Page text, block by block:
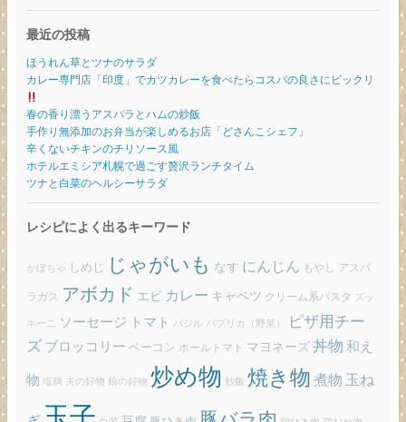
最近の投稿
ほうれん草とツナのサラダ
カレー専門店「印度」でカツカレーを食べたらコスパの良さにビックリ
春の香り漂うアスパラとハムの炒飯
手作り無添加のお弁当が楽しめるお店「どさんこシェフ」
辛くないチキンのチリソース風
ホテルエミシア札幌で過ごす贅沢ランチタイム
ツナと白菜のヘルシーサラダ
レシピによく出るキーワード
かぼちゃ しめじ じゃがいも なす にんじん もやし アスパ
ラガス アボカド エビ カレー キャベツ クリーム系パスタ ズッ
キーニ ソーセージ トマト バジル パプリカ（野菜）
ピザ用チー
ズ ブロッコリー ベーコン ホールトマト マヨネーズ丼物 和え
物 塩麹 夫の好物 娘の好物 炒め物 炒飯 焼き物煮物 玉ね